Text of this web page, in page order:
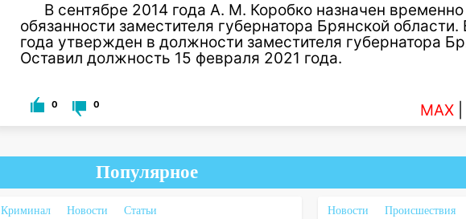
В сентябре 2014 года А. М. Коробко назначен
обязанности заместителя губернатора Брянской области.
года утвержден в должности заместителя губернатора
Оставил должность 15 февраля 2021 года.
0 0 MAX
Популярное
Криминал Новости
Статьи
Новости Происшествия